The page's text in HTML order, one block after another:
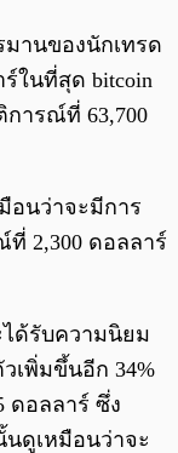
านของนักเทรด
ร์ในที่สุด bitcoin
ารณ์ที่ 63,700
อนว่าจะมีการ
2,300 ดอลลาร์
ด้รับความนิยม
เพิ่มขึ้นอีก 34%
ดอลลาร์ ซึ่ง
ดูเหมือนว่าจะ